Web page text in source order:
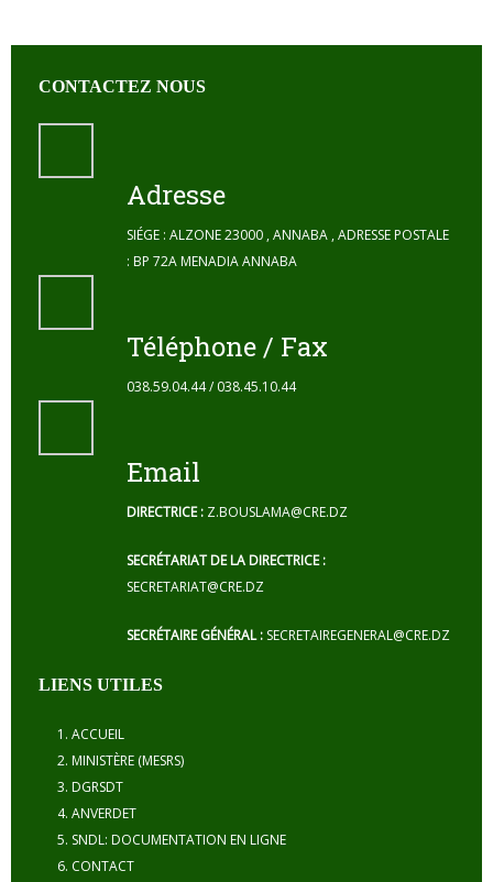
CONTACTEZ NOUS
Adresse
SIÉGE : ALZONE 23000 , ANNABA , ADRESSE POSTALE
: BP 72A MENADIA ANNABA
Téléphone / Fax
038.59.04.44 / 038.45.10.44
Email
DIRECTRICE : Z.BOUSLAMA@CRE.DZ
SECRÉTARIAT DE LA DIRECTRICE :
SECRETARIAT@CRE.DZ
SECRÉTAIRE GÉNÉRAL : SECRETAIREGENERAL@CRE.DZ
LIENS UTILES
ACCUEIL
MINISTÈRE (MESRS)
DGRSDT
ANVERDET
SNDL: DOCUMENTATION EN LIGNE
CONTACT